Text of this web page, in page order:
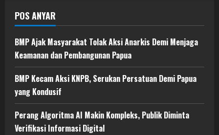
POS ANYAR
BMP Ajak Masyarakat Tolak Aksi Anarkis Demi Menjaga
Keamanan dan Pembangunan Papua
BMP Kecam Aksi KNPB, Serukan Persatuan Demi Papua
yang Kondusif
Perang Algoritma AI Makin Kompleks, Publik Diminta
Verifikasi Informasi Digital